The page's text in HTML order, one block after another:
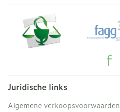
Juridische links
Algemene verkoopsvoorwaarden